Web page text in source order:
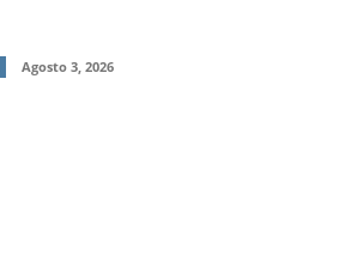
Agosto 3, 2026